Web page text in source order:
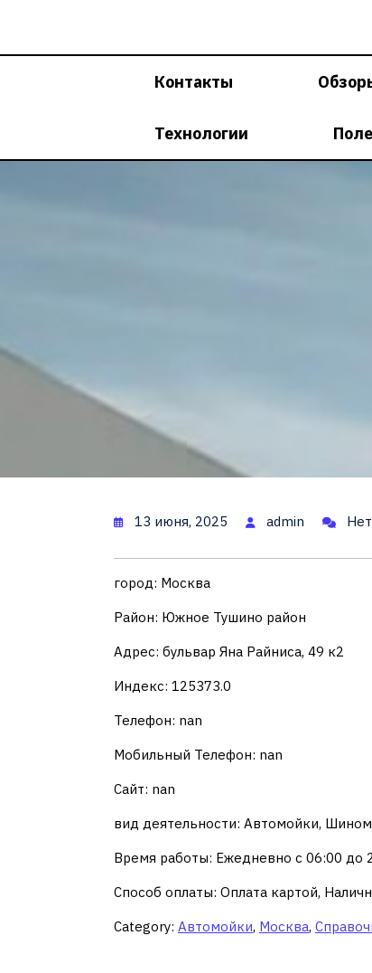
Контакты
Технологии
13 июня, 2025 admin
город: Москва
Район: Южное Тушино район
Адрес: бульвар Яна Райниса, 49 к2
Индекс: 125373.0
Телефон: nan
Мобильный Телефон: nan
Сайт: nan
вид деятельности: Автомойки,
Время работы: Ежедневно с 06:00 до
Способ оплаты: Оплата картой,
Category: Автомойки, Москва,